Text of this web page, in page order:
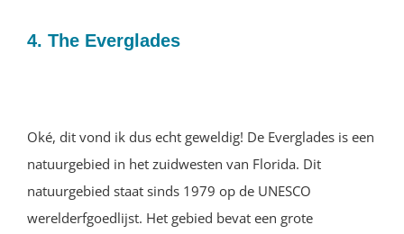
4. The Everglades
Oké, dit vond ik dus echt geweldig! De Everglades is een
natuurgebied in het zuidwesten van Florida. Dit
natuurgebied staat sinds 1979 op de UNESCO
werelderfgoedlijst. Het gebied bevat een grote